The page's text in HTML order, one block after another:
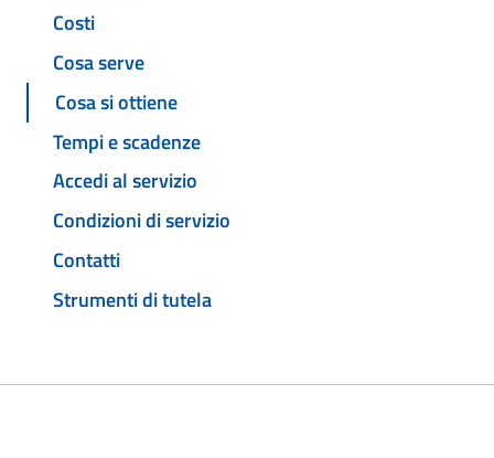
Costi
Cosa serve
Cosa si ottiene
Tempi e scadenze
Accedi al servizio
Condizioni di servizio
Contatti
Strumenti di tutela